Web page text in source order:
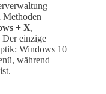
Methoden
+ X,
einzige
Windows 10
während